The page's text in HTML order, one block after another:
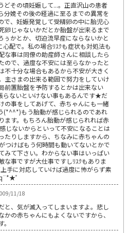
どその頃妊娠して...。正直沢山の患者
分娩その後の経過に至るまでの異常を
で、妊娠発覚して受精卵の中に胎児心
卵じゃないかだとか胎盤が出来るまで
ぅかとか、切迫流早産にならないかと
配で。私の場合ﾘｽｸも症状も対処法も
な事は同僚の助産師さんに相談したら
ので、過度な不安には至らなかったと
不十分な場合もあるから不安が大きく
主さまの出来る範囲で努力をしていけ
前置胎盤を予防するとかは出来ない
らないといけない事もあるんです★だ
の事をしてあげて、赤ちゃんにも一緒
(*^^*)もう胎動が感じられるのであれ
ます。もちろん胎動が感じられれば赤
じないからといって不安になることは
たりしますから、ちなみに赤ちゃんの
つけばもう何時間も動いてないとかで
みて下さい。わからない事はいっぱい
事ですが大仕事ですしﾘｽｸもありま
手に対応していけば過度に怖がらず素
ﾟ
11/18
と、気が滅入ってしまいますよ。悲し
かの赤ちゃんにもよくないですから、